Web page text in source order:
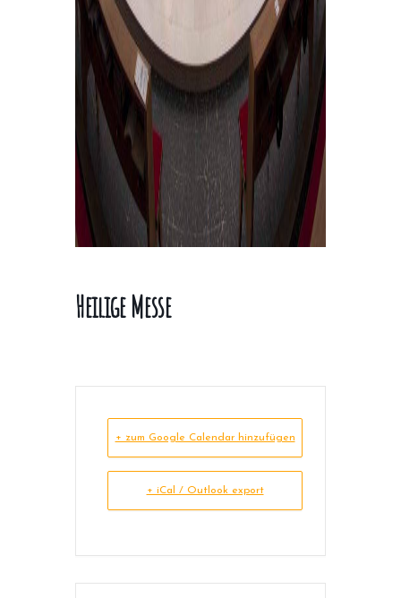
Heilige Messe
+ zum Google Calendar hinzufügen
+ iCal / Outlook export